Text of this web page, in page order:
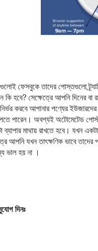
ফেসবুকে তাদের পোস্তগুলো
হবে? সেক্ষেত্রে আপনি দিনের
করবে আপানার পণ্যের
পারেন। অবশ্যই অটোমেটেড
ব্যাপার মাথায় রাখতে হবে। যখন
যখন তাৎক্ষণিক ভাবে তাদের
ভাল হয় না ।
দিনঃ